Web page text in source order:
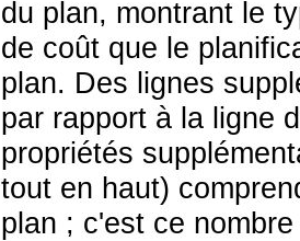
du plan, montrant le
de coût que le
plan. Des lignes
par rapport à la ligne
propriétés
tout en haut)
plan ; c'est ce